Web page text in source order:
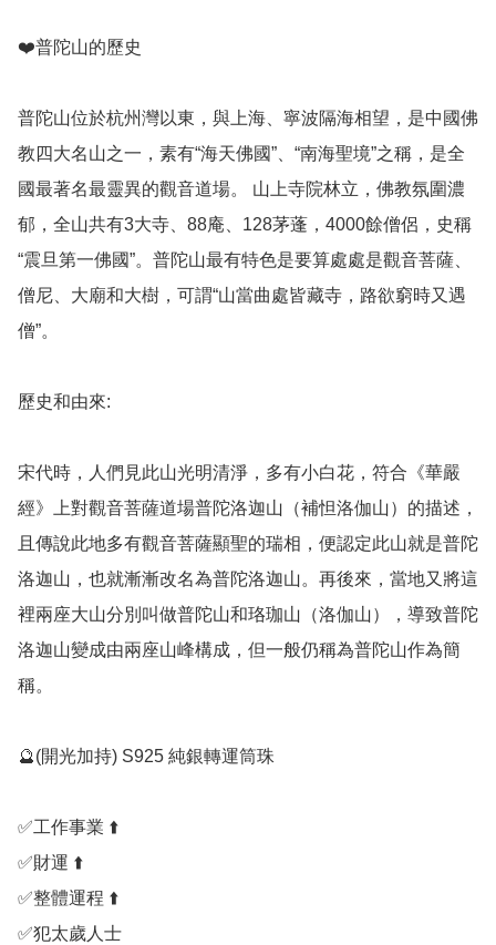
❤️普陀山的歷史
普陀山位於杭州灣以東，與上海、寧波隔海相望，是中國佛
教四大名山之一，素有“海天佛國”、“南海聖境”之稱，是全
國最著名最靈異的觀音道場。 山上寺院林立，佛教氛圍濃
郁，全山共有3大寺、88庵、128茅蓬，4000餘僧侶，史稱
“震旦第一佛國”。普陀山最有特色是要算處處是觀音菩薩、
僧尼、大廟和大樹，可謂“山當曲處皆藏寺，路欲窮時又遇
僧”。
歷史和由來:
宋代時，人們見此山光明清淨，多有小白花，符合《華嚴
經》上對觀音菩薩道場普陀洛迦山（補怛洛伽山）的描述，
且傳說此地多有觀音菩薩顯聖的瑞相，便認定此山就是普陀
洛迦山，也就漸漸改名為普陀洛迦山。再後來，當地又將這
裡兩座大山分別叫做普陀山和珞珈山（洛伽山），導致普陀
洛迦山變成由兩座山峰構成，但一般仍稱為普陀山作為簡
稱。
🔮(開光加持) S925 純銀轉運筒珠
✅️工作事業 ⬆️
✅️財運 ⬆️
✅️整體運程 ⬆️
✅️犯太歲人士